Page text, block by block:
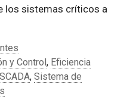
los sistemas críticos a
y Control, Eficiencia
SCADA, Sistema de